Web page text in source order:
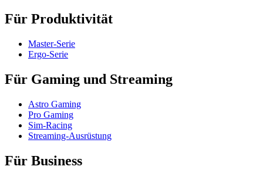
Für Produktivität
Master-Serie
Ergo-Serie
Für Gaming und Streaming
Astro Gaming
Pro Gaming
Sim-Racing
Streaming-Ausrüstung
Für Business